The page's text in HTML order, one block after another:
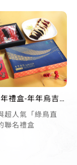
禮盒-年年烏吉-
盒包裝設計
超人氣「綠鳥直
聯名禮盒